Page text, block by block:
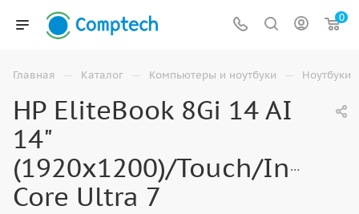
0
Главная — Каталог — Компьютеры и ноутбуки — Ноутбуки
HP EliteBook 8Gi 14 AI
14"
(1920x1200)/Touch/Intel
Core Ultra 7